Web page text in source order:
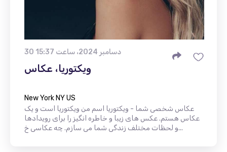
30 دسامبر 2024، ساعت 15:37
ویکتوریا، عکاس
New York NY US
عکاس شخصی شما - ویکتوریا اسم من ویکتوریا است و یک
عکاس هستم. عکس های زیبا و خاطره انگیز را برای رویدادها
و لحظات مختلف زندگی شما می سازم. چه عکاسی خ...